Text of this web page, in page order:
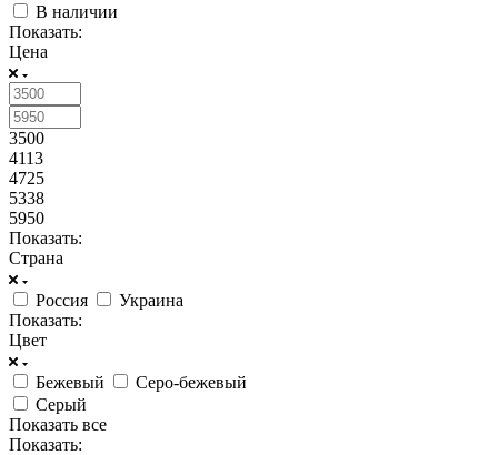
В наличии
Показать:
Цена
3500
4113
4725
5338
5950
Показать:
Страна
Россия
Украина
Показать:
Цвет
Бежевый
Серо-бежевый
Серый
Показать все
Показать: